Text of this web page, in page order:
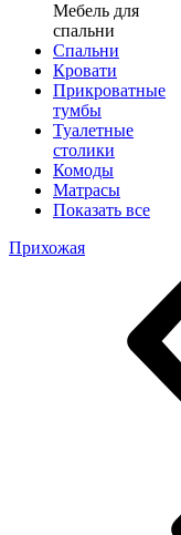
Мебель для
спальни
Спальни
Кровати
Прикроватные
тумбы
Туалетные
столики
Комоды
Матрасы
Показать все
Прихожая